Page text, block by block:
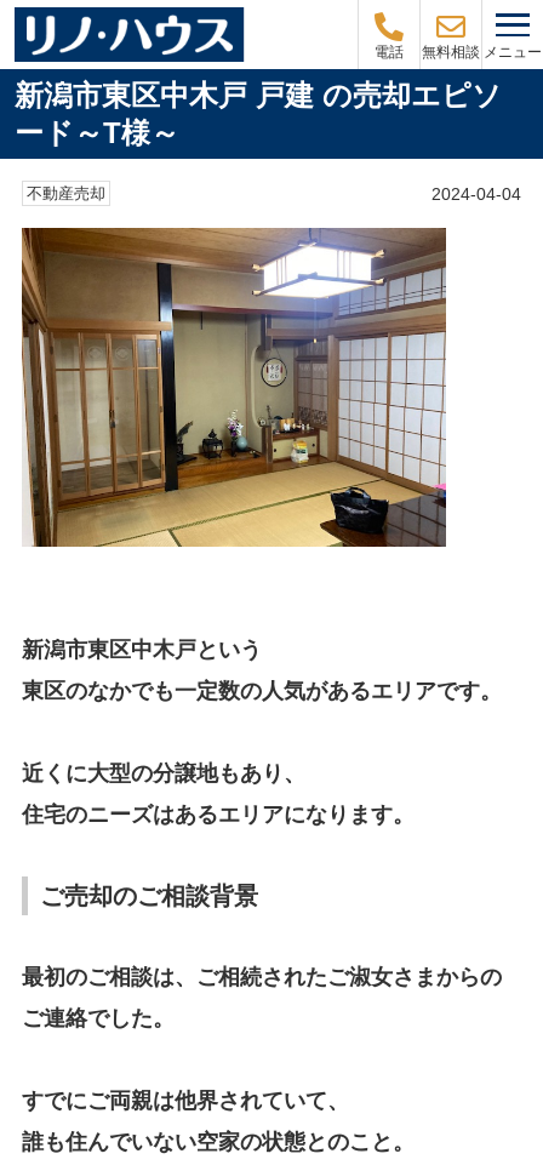
電話 無料相談 メニュー
新潟市東区中木戸 戸建 の売却エピソ
ード～T様～
不動産売却 2024-04-04
新潟市東区中木戸という
東区のなかでも一定数の人気があるエリアです。
近くに大型の分譲地もあり、
住宅のニーズはあるエリアになります。
ご売却のご相談背景
最初のご相談は、ご相続されたご淑女さまからの
ご連絡でした。
すでにご両親は他界されていて、
誰も住んでいない空家の状態とのこと。